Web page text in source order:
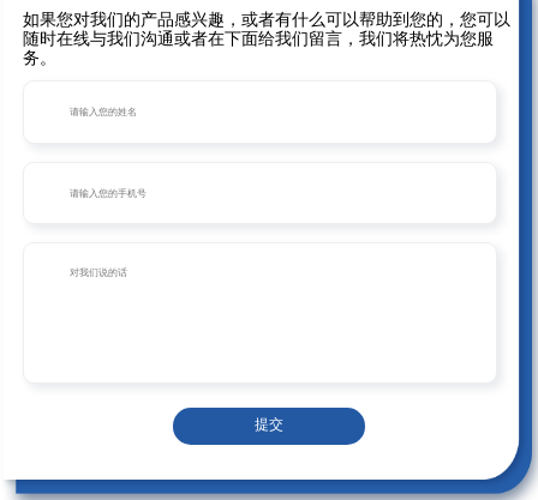
如果您对我们的产品感兴趣，或者有什么可以帮助到您的，您可以
随时在线与我们沟通或者在下面给我们留言，我们将热忱为您服
务。
提交